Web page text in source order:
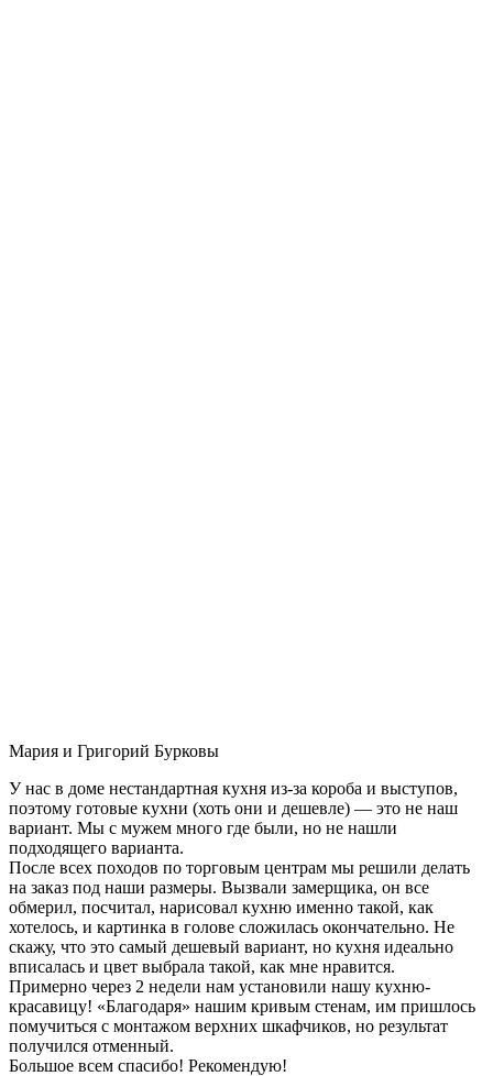
Мария и Григорий Бурковы
У нас в доме нестандартная кухня из-за короба и выступов,
поэтому готовые кухни (хоть они и дешевле) — это не наш
вариант. Мы с мужем много где были, но не нашли
подходящего варианта.
После всех походов по торговым центрам мы решили делать
на заказ под наши размеры. Вызвали замерщика, он все
обмерил, посчитал, нарисовал кухню именно такой, как
хотелось, и картинка в голове сложилась окончательно. Не
скажу, что это самый дешевый вариант, но кухня идеально
вписалась и цвет выбрала такой, как мне нравится.
Примерно через 2 недели нам установили нашу кухню-
красавицу! «Благодаря» нашим кривым стенам, им пришлось
помучиться с монтажом верхних шкафчиков, но результат
получился отменный.
Большое всем спасибо! Рекомендую!